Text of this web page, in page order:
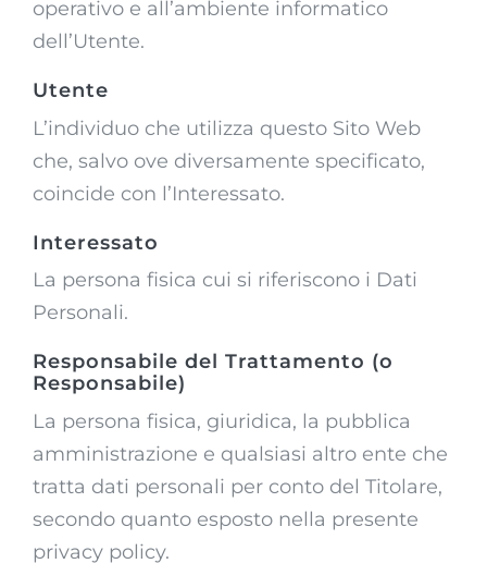
operativo e all’ambiente informatico
dell’Utente.
Utente
L’individuo che utilizza questo Sito Web
che, salvo ove diversamente specificato,
coincide con l’Interessato.
Interessato
La persona fisica cui si riferiscono i Dati
Personali.
Responsabile del Trattamento (o
Responsabile)
La persona fisica, giuridica, la pubblica
amministrazione e qualsiasi altro ente che
tratta dati personali per conto del Titolare,
secondo quanto esposto nella presente
privacy policy.